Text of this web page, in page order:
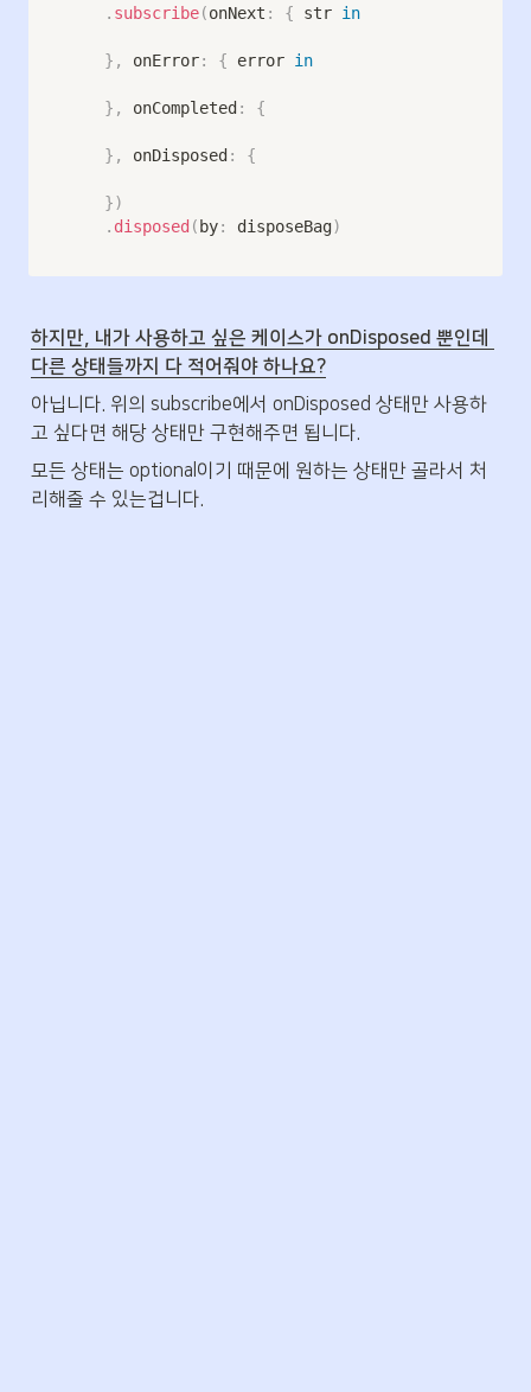
. subscribe(onNext : { str in
} , onError: { error in
} , onCompleted : {
} , onDisposed : {
})
. disposed ( by: disposeBag)
하지만, 내가 사용하고 싶은 케이스가 onDisposed 뿐인데
다른 상태들까지 다 적어줘야 하나요?
아닙니다. 위의 subscribe에서 onDisposed 상태만 사용하
고 싶다면 해당 상태만 구현해주면 됩니다.
모든 상태는 optional이기 때문에 원하는 상태만 골라서 처
리해줄 수 있는겁니다.